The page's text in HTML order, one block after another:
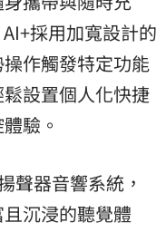
採用加寬設計的
作觸發特定功能
設置個人化快捷
驗。
聲器音響系統，
沉浸的聽覺體